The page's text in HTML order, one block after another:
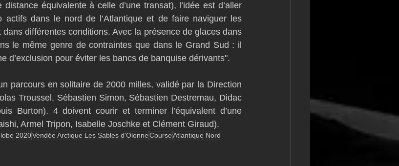
équivalente à celle d’une transat), l’idée est d’aller
actifs dans le nord de l’Atlantique et de faire naviguer les
différentes conditions. Avec la présence de glaces dans
le même genre de contraintes que dans le Grand Sud : il
d’exclusion pour éviter les bancs de banquise dérivants".
parcours en solitaire de 2000 milles, validé par la Direction
Troussel, Sébastien Simon, Sébastien Destremau, Didac
Burton). 4 doivent courir et terminer l’équivalent d’une
Armel Tripon, Isabelle Joschke et Clément Giraud).
2020Vendée Arctique Les Sables d'OlonneCourseAtlantique Nord